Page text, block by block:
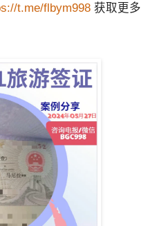
t.me/flbym998 获取更多